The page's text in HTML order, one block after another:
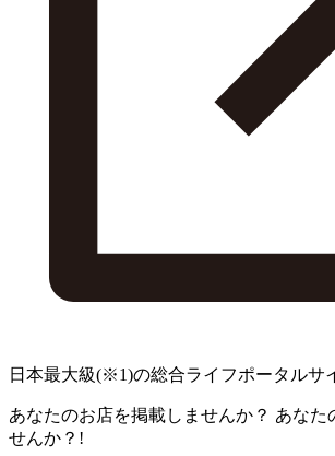
日本最大級(※1)の総合ライフポータルサ
あなたのお店を掲載しませんか？ あなた
せんか？!